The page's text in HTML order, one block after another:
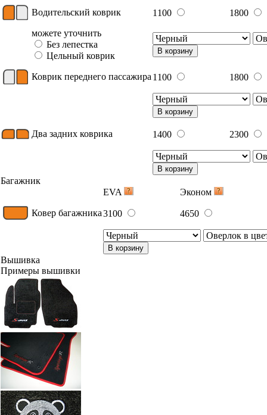
Водительский коврик 1100
1800
можете уточнить
Без лепестка
Цельный коврик
В корзину
Коврик переднего пассажира 1100 1800
В корзину
Два задних коврика 1400 2300
В корзину
Багажник
EVA
Эконом
Ковер багажника3100 4650
В корзину
Вышивка
Примеры вышивки